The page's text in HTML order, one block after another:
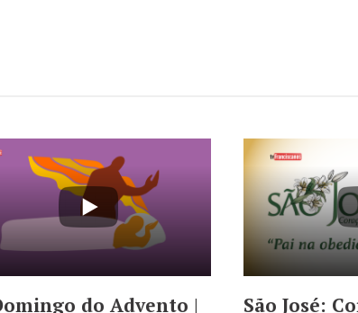
do Advento | São José: